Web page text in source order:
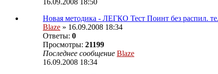
16.09.2008 18:50
Новая методика - ЛЕГКО Тест Поинт без распил.
Blaze » 16.09.2008 18:34
Ответы: 0
Просмотры: 21199
Последнее сообщение Blaze
16.09.2008 18:34